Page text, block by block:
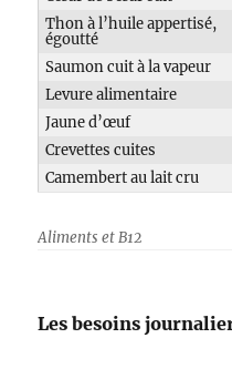
Thon à l’huile appertisé,
égoutté
Saumon cuit à la vapeur
Levure alimentaire
Jaune d’œuf
Crevettes cuites
Camembert au lait cru
Aliments et B12
Les besoins